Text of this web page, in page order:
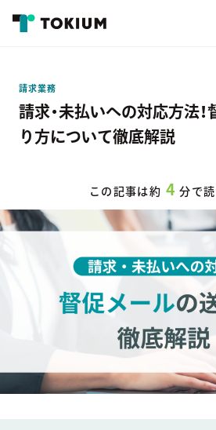
請求業務
請求・未払いへの対応方法
り方について徹底解説
この記事は約 4分で読